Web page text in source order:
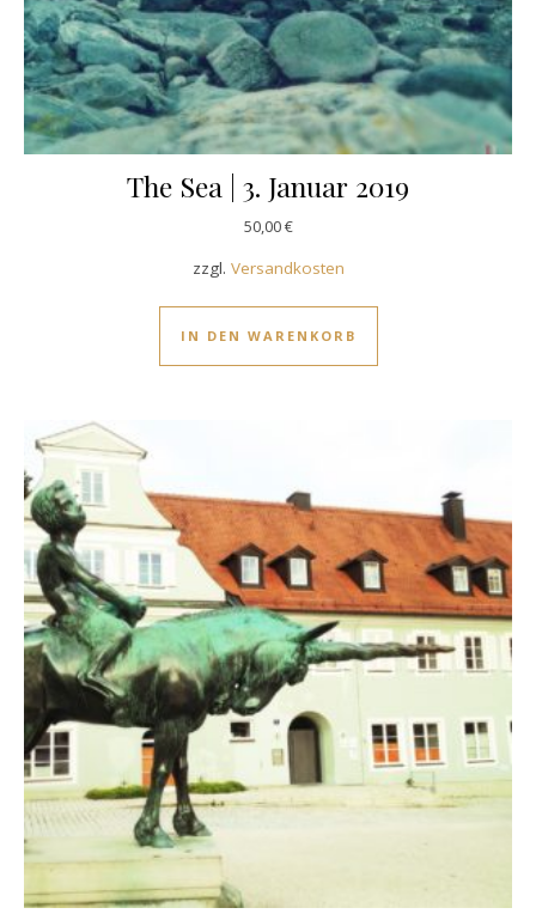
The Sea | 3. Januar 2019
50,00€
zzgl. Versandkosten
IN DEN WARENKORB